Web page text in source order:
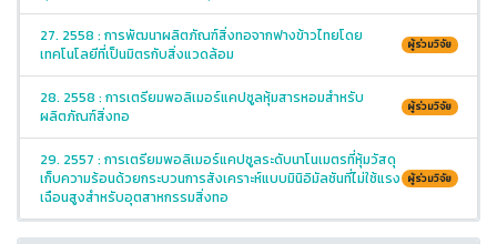
27. 2558 : การพัฒนาผลิตภัณฑ์สิ่งทอจากฟางข้าวไทยโดย
เทคโนโลยีที่เป็นมิตรกับสิ่งแวดล้อม
ผู้ร่วมวิจัย
28. 2558 : การเตรียมพอลิเมอร์แคปซูลหุ้มสารหอมสำหรับ
ผลิตภัณฑ์สิ่งทอ
ผู้ร่วมวิจัย
29. 2557 : การเตรียมพอลิเมอร์แคปซูลระดับนาโนเมตรที่หุ้มวัสดุ
เก็บความร้อนด้วยกระบวนการสังเคราะห์แบบมินิอิมัลชันที่ไม่ใช้แรง
เฉือนสูงสำหรับอุตสาหกรรมสิ่งทอ
ผู้ร่วมวิจัย